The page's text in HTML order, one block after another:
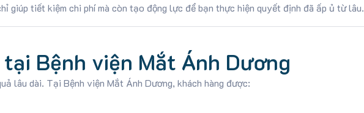
giúp tiết kiệm chi phí mà còn tạo động lực để bạn thực hiện quyết định đã ấp ủ từ lâu.
Bệnh viện Mắt Ánh Dương
lâu dài. Tại Bệnh viện Mắt Ánh Dương, khách hàng được: